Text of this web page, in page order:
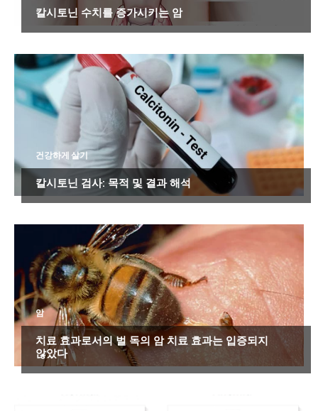
칼시토닌 수치를 증가시키는 암
건강하게 살기
칼시토닌 검사: 목적 및 결과 해석
암
치료 효과로서의 벌 독의 암 치료 효과는 입증되지
않았다